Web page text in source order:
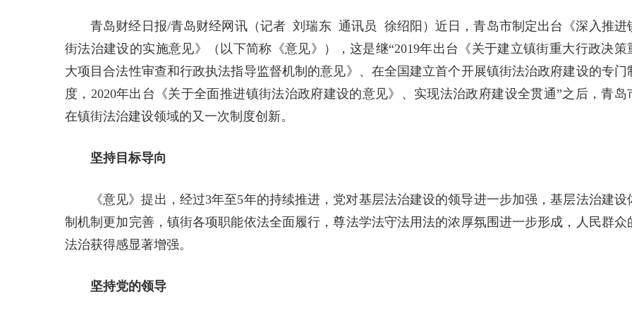
青岛财经日报/青岛财经网讯（记者 刘瑞东 通讯员 徐绍阳）近日，青岛市制定出台《深入推进
街法治建设的实施意见》（以下简称《意见》），这是继“2019年出台《关于建立镇街重大行政决策
大项目合法性审查和行政执法指导监督机制的意见》、在全国建立首个开展镇街法治政府建设的专门
度，2020年出台《关于全面推进镇街法治政府建设的意见》、实现法治政府建设全贯通”之后，青岛
在镇街法治建设领域的又一次制度创新。
坚持目标导向
《意见》提出，经过3年至5年的持续推进，党对基层法治建设的领导进一步加强，基层法治建设
制机制更加完善，镇街各项职能依法全面履行，尊法学法守法用法的浓厚氛围进一步形成，人民群众
法治获得感显著增强。
坚持党的领导